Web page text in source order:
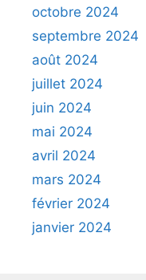
octobre 2024
septembre 2024
août 2024
juillet 2024
juin 2024
mai 2024
avril 2024
mars 2024
février 2024
janvier 2024